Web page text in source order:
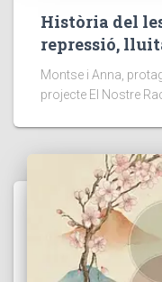
Història del
repressió,
Montse i Anna,
projecte El Nostre